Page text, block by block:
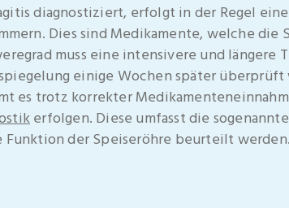
diagnostiziert, erfolgt in der Regel
Dies sind Medikamente, welche
muss eine intensivere und
einige Wochen später
es trotz korrekter
erfolgen. Diese umfasst die
Funktion der Speiseröhre beurteilt werden.